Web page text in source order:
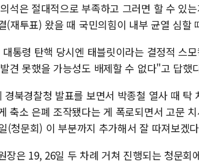
석은 절대적으로 부족하고 그러면 할 수 있
(재투표) 왔을 때 국민의힘이 내부 균열 심할
통령 탄핵 당시엔 태블릿이라는 결정적 스
견 못했을 가능성도 배제할 수 없다"고 답했
경북경찰청 발표를 보면서 박종철 열사 때
축소 은폐 조작됐다는 게 폭로되면서 고문
(청문회) 이 부분까지 추가해서 잘 따져보겠
장은 19, 26일 두 차례 거쳐 진행되는 청문